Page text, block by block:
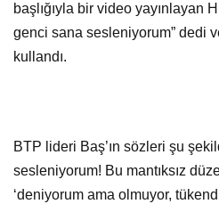
başlığıyla bir video yayınlayan
genci sana sesleniyorum” dedi
kullandı.
BTP lideri Baş’ın sözleri şu
sesleniyorum! Bu mantıksız
‘deniyorum ama olmuyor,